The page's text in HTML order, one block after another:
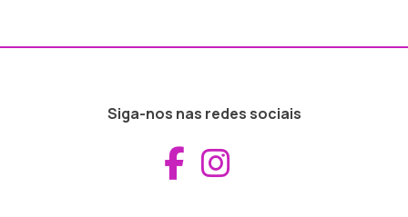
Siga-nos nas redes sociais
Aceder ao